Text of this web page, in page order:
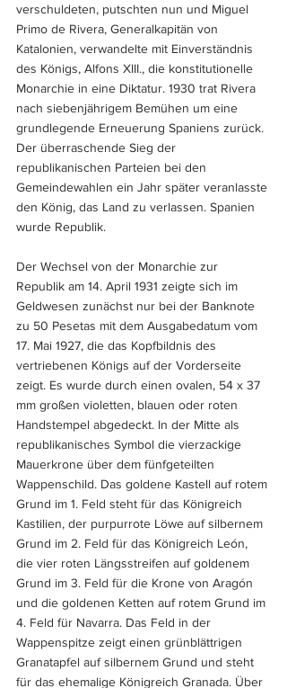
verschuldeten, putschten nun und Miguel
Primo de Rivera, Generalkapitän von
Katalonien, verwandelte mit Einverständnis
des Königs, Alfons XIII., die konstitutionelle
Monarchie in eine Diktatur. 1930 trat Rivera
nach siebenjährigem Bemühen um eine
grundlegende Erneuerung Spaniens zurück.
Der überraschende Sieg der
republikanischen Parteien bei den
Gemeindewahlen ein Jahr später veranlasste
den König, das Land zu verlassen. Spanien
wurde Republik.
Der Wechsel von der Monarchie zur
Republik am 14. April 1931 zeigte sich im
Geldwesen zunächst nur bei der Banknote
zu 50 Pesetas mit dem Ausgabedatum vom
17. Mai 1927, die das Kopfbildnis des
vertriebenen Königs auf der Vorderseite
zeigt. Es wurde durch einen ovalen, 54 x 37
mm großen violetten, blauen oder roten
Handstempel abgedeckt. In der Mitte als
republikanisches Symbol die vierzackige
Mauerkrone über dem fünfgeteilten
Wappenschild. Das goldene Kastell auf rotem
Grund im 1. Feld steht für das Königreich
Kastilien, der purpurrote Löwe auf silbernem
Grund im 2. Feld für das Königreich León,
die vier roten Längsstreifen auf goldenem
Grund im 3. Feld für die Krone von Aragón
und die goldenen Ketten auf rotem Grund im
4. Feld für Navarra. Das Feld in der
Wappenspitze zeigt einen grünblättrigen
Granatapfel auf silbernem Grund und steht
für das ehemalige Königreich Granada. Über